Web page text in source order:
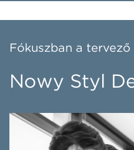
Fókuszban a tervező
Nowy Styl